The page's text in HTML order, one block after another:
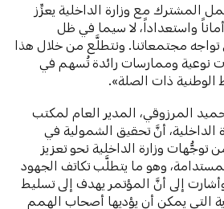
المشترك مع وزارة الداخلية يعزِّز
أماناً واستعداداً، لا سيما في ظل
تواجه مجتمعاتنا. ونتطلَّع من خلال هذا
نوعية وممارسات رائدة تُسهم في
ذات الصلة».
المرزوقي، المدير العام لمكتب
الداخلية، أنَّ تحقيق الشمولية في
وزارة الداخلية نحو تعزيز
وهو ما يتطلَّب تكاتف الجهود
إلى أنَّ المؤتمر يهدف إلى تسليط
التي يمكن أن يؤديها أصحاب الهمم